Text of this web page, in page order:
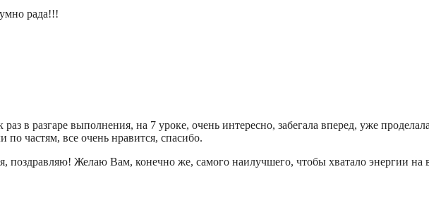
рада!!!
в разгаре выполнения, на 7 уроке, очень интересно, забегала вперед, уже
по частям, все очень нравится, спасибо.
поздравляю! Желаю Вам, конечно же, самого наилучшего, чтобы хватало энергии на